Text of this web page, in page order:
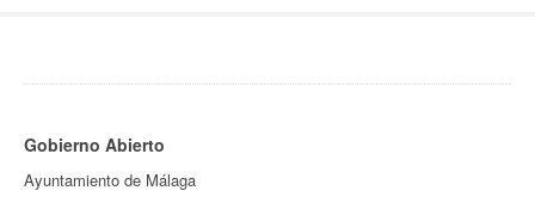
Gobierno Abierto
Ayuntamiento de Málaga